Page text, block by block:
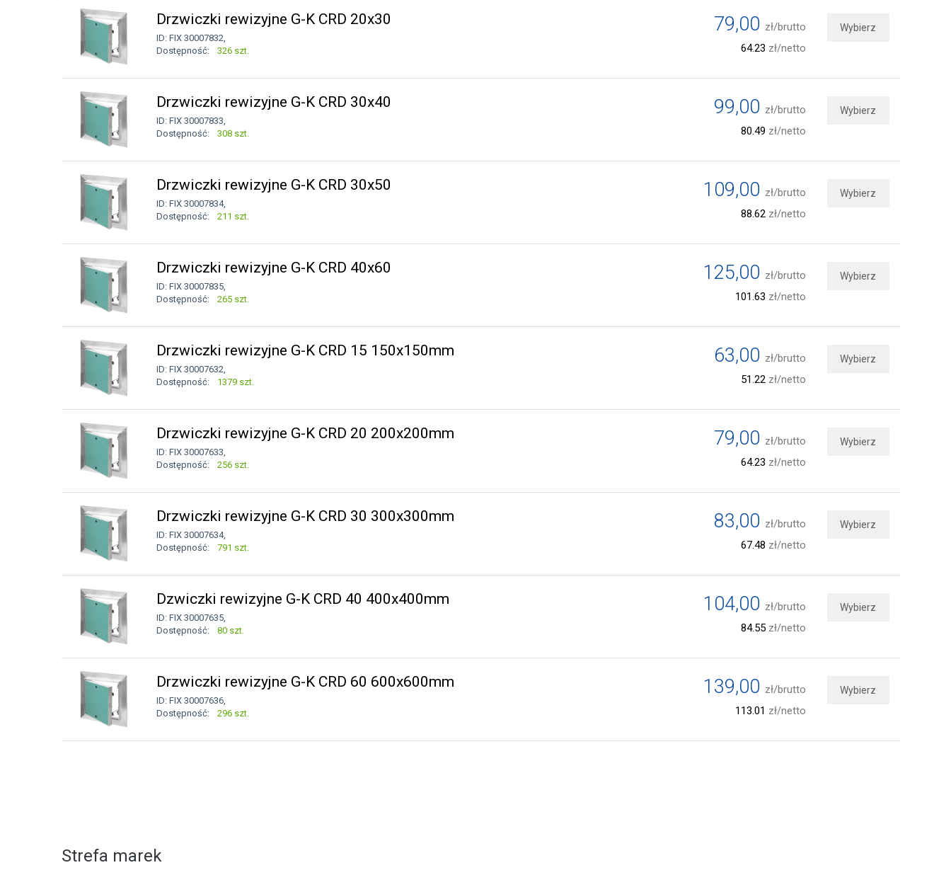
Drzwiczki rewizyjne G-K CRD 20x30
ID: FIX 30007832,
Dostępność:
326 szt.
79,00 zł/brutto
64.23 zł/netto
Wybierz
Drzwiczki rewizyjne G-K CRD 30x40
ID: FIX 30007833,
Dostępność:
308 szt.
99,00 zł/brutto
80.49 zł/netto
Wybierz
Drzwiczki rewizyjne G-K CRD 30x50
ID: FIX 30007834,
Dostępność:
211 szt.
109,00 zł/brutto
88.62 zł/netto
Wybierz
Drzwiczki rewizyjne G-K CRD 40x60
ID: FIX 30007835,
Dostępność:
265 szt.
125,00 zł/brutto
101.63 zł/netto
Wybierz
Drzwiczki rewizyjne G-K CRD 15 150x150mm
ID: FIX 30007632,
Dostępność:
1379 szt.
63,00 zł/brutto
51.22 zł/netto
Wybierz
Drzwiczki rewizyjne G-K CRD 20 200x200mm
ID: FIX 30007633,
Dostępność:
256 szt.
79,00 zł/brutto
64.23 zł/netto
Wybierz
Drzwiczki rewizyjne G-K CRD 30 300x300mm
ID: FIX 30007634,
Dostępność:
791 szt.
83,00 zł/brutto
67.48 zł/netto
Wybierz
Dzwiczki rewizyjne G-K CRD 40 400x400mm
ID: FIX 30007635,
Dostępność:
80 szt.
104,00 zł/brutto
84.55 zł/netto
Wybierz
Drzwiczki rewizyjne G-K CRD 60 600x600mm
ID: FIX 30007636,
Dostępność:
296 szt.
139,00 zł/brutto
113.01 zł/netto
Wybierz
Strefa marek